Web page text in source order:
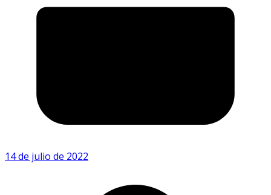
14 de julio de 2022